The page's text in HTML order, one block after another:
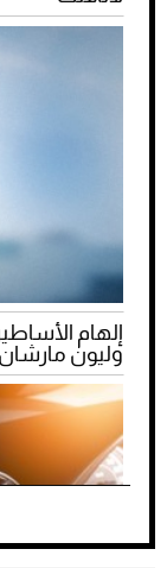
إلهام
وليون مارشان